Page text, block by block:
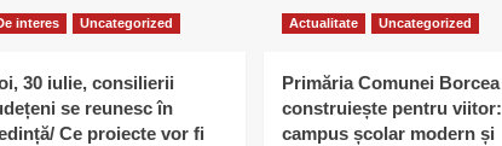
interes Uncategorized
30 iulie, consilierii
se reunesc în
Ce proiecte vor fi
Actualitate Uncategorized
Primăria Comunei Borcea
construiește pentru viitor:
campus școlar modern și